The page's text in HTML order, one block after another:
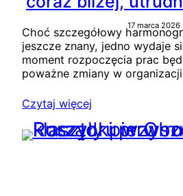
17 marca 2026
Choć szczegółowy
jeszcze znany, jedno wydaje
moment rozpoczęcia prac
poważne zmiany w
Czytaj więcej